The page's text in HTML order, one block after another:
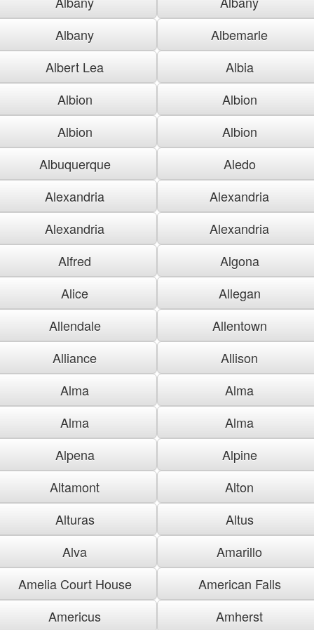
Albany
Albemarle
Albert Lea
Albia
Albion
Albion
Albion
Albion
Albuquerque
Aledo
Alexandria
Alexandria
Alexandria
Alexandria
Alfred
Algona
Alice
Allegan
Allendale
Allentown
Alliance
Allison
Alma
Alma
Alma
Alma
Alpena
Alpine
Altamont
Alton
Alturas
Altus
Alva
Amarillo
Amelia Court House
American Falls
Americus
Amherst